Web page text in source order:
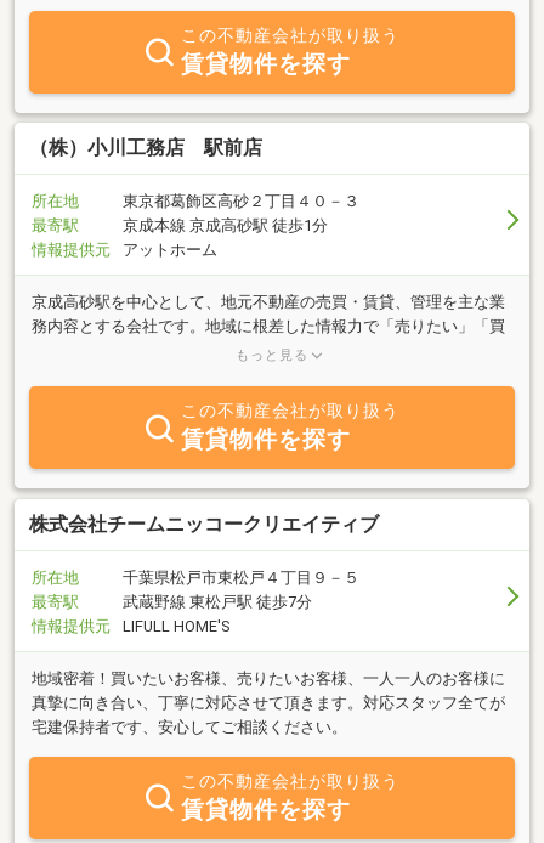
「借りたい」ご希望の方、「千葉ニュータウンに関する質問」、
「不動産全般に関する質問」等、豊富な情報力でスピーディーな対
応を心がけておりますので、何でもご相談ください！！
この不動産会社が取り扱う
賃貸物件を探す
（株）小川工務店 駅前店
所在地
東京都葛飾区高砂２丁目４０－３
最寄駅
京成本線 京成高砂駅 徒歩1分
情報提供元
アットホーム
京成高砂駅を中心として、地元不動産の売買・賃貸、管理を主な業
務内容とする会社です。地域に根差した情報力で「売りたい」「買
いたい」「借りたい」など、不動産の事ならどんな些細な事でも当
す。当社は気軽に立寄ることのできる"街の不動産屋”を目指してお
ります。住まい探しのことなら何でもご相談下さい！
もっと見る
この不動産会社が取り扱う
賃貸物件を探す
株式会社チームニッコークリエイティブ
所在地
千葉県松戸市東松戸４丁目９－５
最寄駅
武蔵野線 東松戸駅 徒歩7分
情報提供元
LIFULL HOME'S
地域密着！買いたいお客様、売りたいお客様、一人一人のお客様に
真摯に向き合い、丁寧に対応させて頂きます。対応スタッフ全てが
宅建保持者です、安心してご相談ください。
この不動産会社が取り扱う
賃貸物件を探す